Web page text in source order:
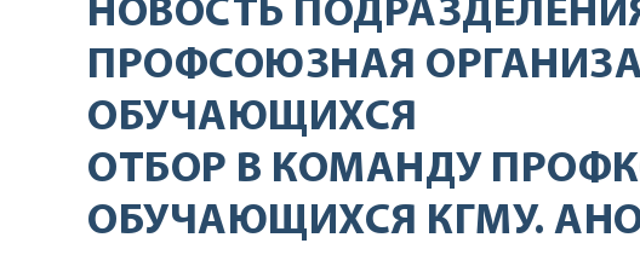
НОВОСТЬ
ПРОФСОЮЗНАЯ
ОБУЧАЮЩИХСЯ
ОТБОР В КОМАНДУ
ОБУЧАЮЩИХСЯ КГМУ.